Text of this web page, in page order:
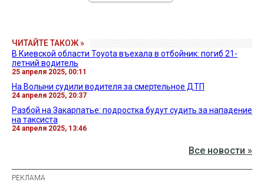
ЧИТАЙТЕ ТАКОЖ »
В Киевской области Toyota въехала в отбойник: погиб 21-
летний водитель
25 апреля 2025, 00:11
На Волыни судили водителя за смертельное ДТП
24 апреля 2025, 20:37
Разбой на Закарпатье: подростка будут судить за нападение
на таксиста
24 апреля 2025, 13:46
Все новости »